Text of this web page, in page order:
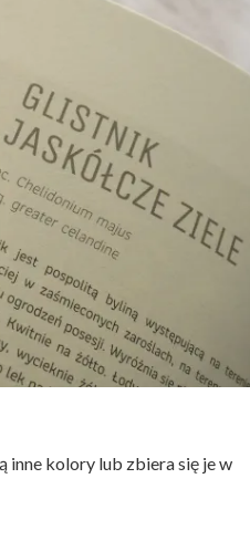
inne kolory lub zbiera się je w